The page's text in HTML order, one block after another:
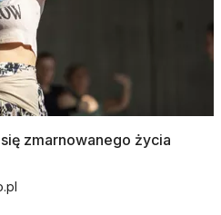
zmarnowanego życia